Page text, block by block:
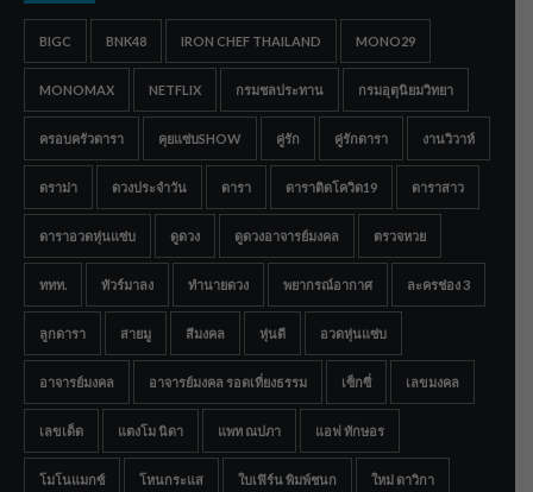
BIGC BNK48 IRON CHEF THAILAND MONO29
MONOMAX NETFLIX กรมชลประทาน กรมอุตุนิยมวิทยา
ครอบครัวดารา คุยแซ่บSHOW คู่รัก คู่รักดารา งานวิวาห์
ดราม่า ดวงประจำวัน ดารา ดาราติดโควิด19 ดาราสาว
ดาราอวดหุ่นแซ่บ ดูดวง ดูดวงอาจารย์มงคล ตรวจหวย
ททท. ทัวร์มาลง ทำนายดวง พยากรณ์อากาศ ละครช่อง 3
ลูกดารา สายมู สีมงคล หุ่นดี อวดหุ่นแซ่บ
อาจารย์มงคล อาจารย์มงคล รอดเที่ยงธรรม เซ็กซี่ เลขมงคล
เลขเด็ด แตงโม นิดา แพท ณปภา แอฟ ทักษอร
โมโนแมกซ์ โหนกระแส ใบเฟิร์น พิมพ์ชนก ใหม่ ดาวิกา